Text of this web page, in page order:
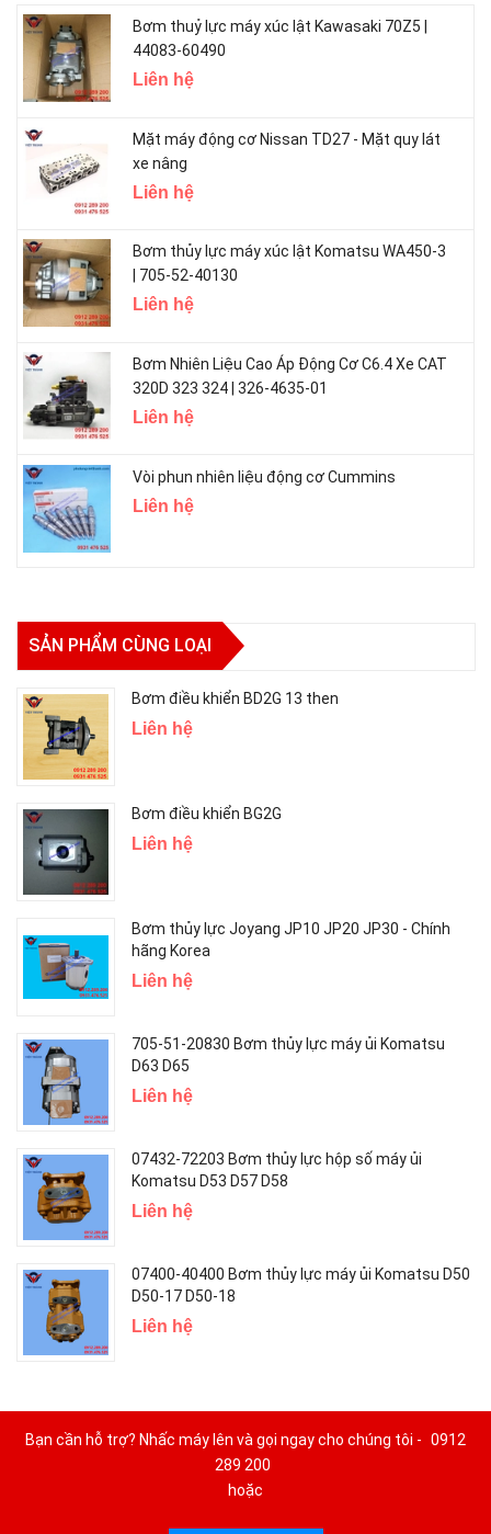
Bơm thuỷ lực máy xúc lật Kawasaki 70Z5 |
44083-60490
Liên hệ
Mặt máy động cơ Nissan TD27 - Mặt quy lát
xe nâng
Liên hệ
Bơm thủy lực máy xúc lật Komatsu WA450-3
| 705-52-40130
Liên hệ
Bơm Nhiên Liệu Cao Áp Động Cơ C6.4 Xe CAT
320D 323 324 | 326-4635-01
Liên hệ
Vòi phun nhiên liệu động cơ Cummins
Liên hệ
SẢN PHẨM CÙNG LOẠI
Bơm điều khiển BD2G 13 then
Liên hệ
Bơm điều khiển BG2G
Liên hệ
Bơm thủy lực Joyang JP10 JP20 JP30 - Chính
hãng Korea
Liên hệ
705-51-20830 Bơm thủy lực máy ủi Komatsu
D63 D65
Liên hệ
07432-72203 Bơm thủy lực hộp số máy ủi
Komatsu D53 D57 D58
Liên hệ
07400-40400 Bơm thủy lực máy ủi Komatsu D50
D50-17 D50-18
Liên hệ
Bạn cần hỗ trợ? Nhấc máy lên và gọi ngay cho chúng tôi - 0912
289 200
hoặc